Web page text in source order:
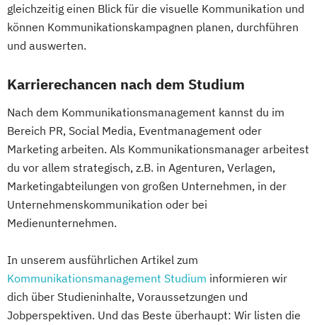
gleichzeitig einen Blick für die visuelle Kommunikation und
können Kommunikationskampagnen planen, durchführen
und auswerten.
Karrierechancen nach dem Studium
Nach dem Kommunikationsmanagement kannst du im
Bereich PR, Social Media, Eventmanagement oder
Marketing arbeiten. Als Kommunikationsmanager arbeitest
du vor allem strategisch, z.B. in Agenturen, Verlagen,
Marketingabteilungen von großen Unternehmen, in der
Unternehmenskommunikation oder bei
Medienunternehmen.
In unserem ausführlichen Artikel zum
Kommunikationsmanagement Studium informieren wir
dich über Studieninhalte, Voraussetzungen und
Jobperspektiven. Und das Beste überhaupt: Wir listen die